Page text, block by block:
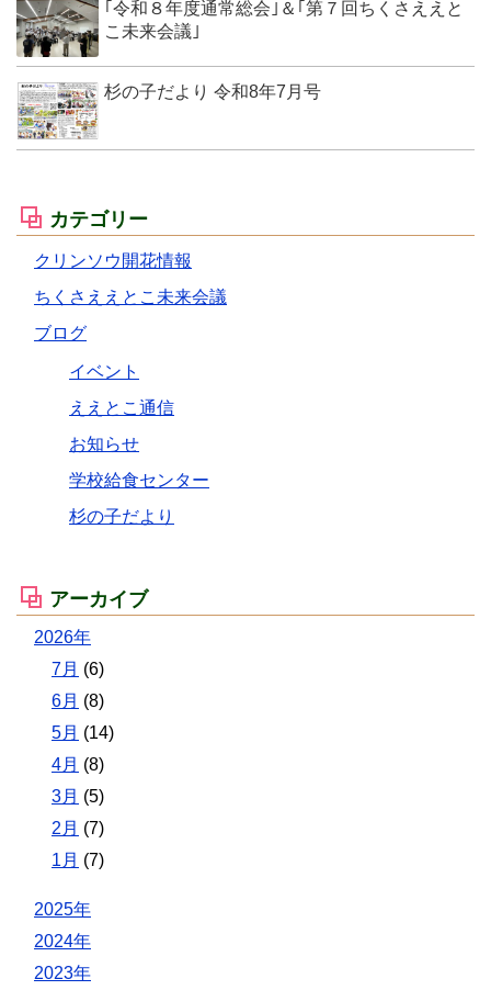
｢令和８年度通常総会｣＆｢第７回ちくさええと
こ未来会議｣
杉の子だより 令和8年7月号
カテゴリー
クリンソウ開花情報
ちくさええとこ未来会議
ブログ
イベント
ええとこ通信
お知らせ
学校給食センター
杉の子だより
アーカイブ
2026年
7月 (6)
6月 (8)
5月 (14)
4月 (8)
3月 (5)
2月 (7)
1月 (7)
2025年
2024年
2023年